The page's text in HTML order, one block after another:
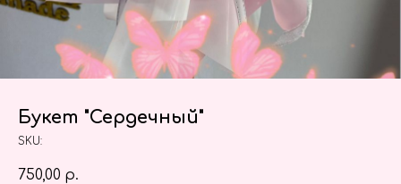
Букет "Сердечный"
SKU:
750,00 р.